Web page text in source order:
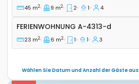
45 m2 9 m2 2 1 4
Ferienwohnung A-4313-d
FERIENWOHNUNG A-4313-d
23 m2 6 m2 1 1 3
Wählen Sie Datum und Anzahl der Gäste aus